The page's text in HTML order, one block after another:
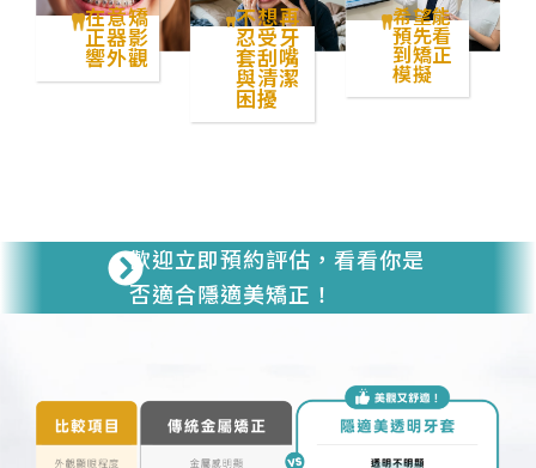
在意矯
正器影
響外觀
不想再
忍受牙
套刮嘴
與清潔
困擾
希望能
預先看
到矯正
模擬
歡迎立即預約評估，看看你是
否適合隱適美矯正！